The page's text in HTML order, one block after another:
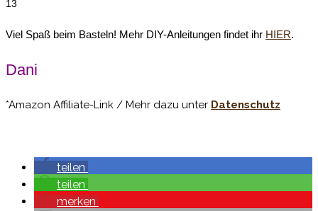
Viel Spaß beim Basteln! Mehr DIY-Anleitungen findet ihr HIER.
Dani
*Amazon Affiliate-Link / Mehr dazu unter Datenschutz
teilen
teilen
merken